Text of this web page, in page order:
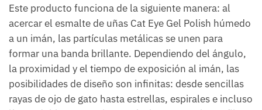
Este producto funciona de la siguiente manera: al
acercar el esmalte de uñas Cat Eye Gel Polish húmedo
a un imán, las partículas metálicas se unen para
formar una banda brillante. Dependiendo del ángulo,
la proximidad y el tiempo de exposición al imán, las
posibilidades de diseño son infinitas: desde sencillas
rayas de ojo de gato hasta estrellas, espirales e incluso